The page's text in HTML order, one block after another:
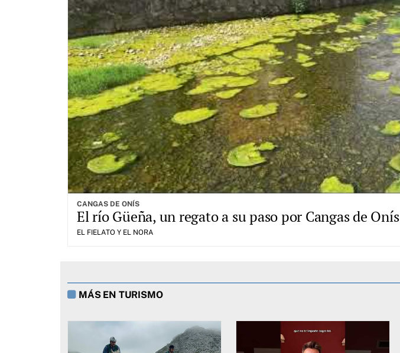
CANGAS DE ONÍS
El río Güeña, un regato a su paso por Cangas de Onís
EL FIELATO Y EL NORA
MÁS EN TURISMO